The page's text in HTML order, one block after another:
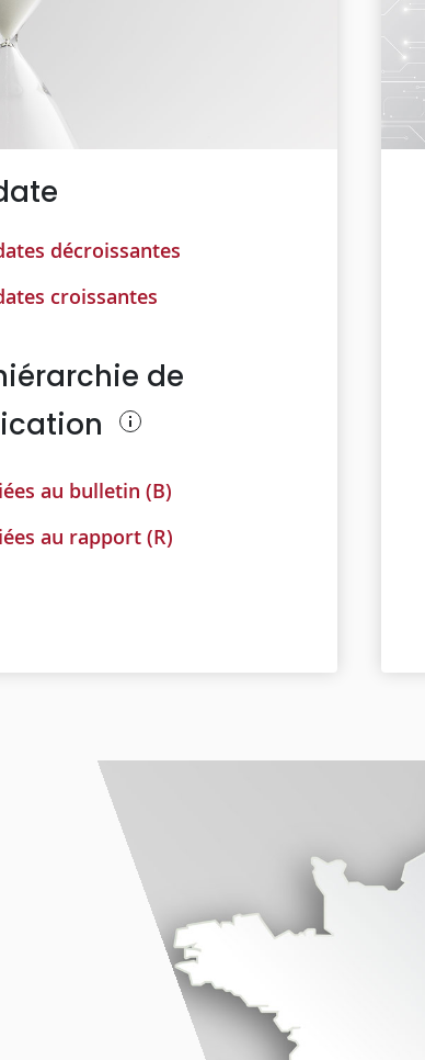
décroissantes
croissantes
de
au bulletin (B)
au rapport (R)